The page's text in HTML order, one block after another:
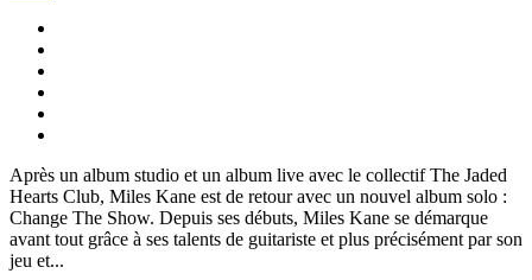
Après un album studio et un album live avec le collectif The Jaded
Hearts Club, Miles Kane est de retour avec un nouvel album solo :
Change The Show. Depuis ses débuts, Miles Kane se démarque
avant tout grâce à ses talents de guitariste et plus précisément par son
jeu et...